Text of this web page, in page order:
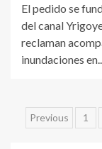
El pedido se
del canal
reclaman
inundaciones en...
Previous 1